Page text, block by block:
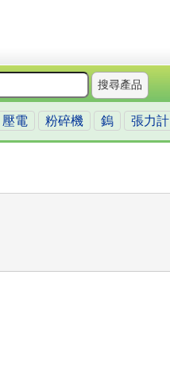
搜尋產品
壓電 粉碎機 鎢 張力計